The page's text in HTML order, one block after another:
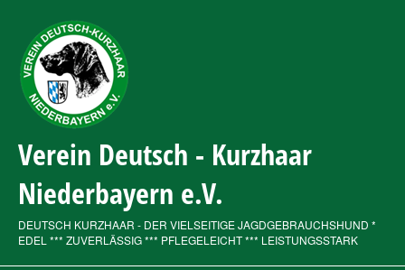
Verein Deutsch - Kurzhaar
Niederbayern e.V.
DEUTSCH KURZHAAR - DER VIELSEITIGE JAGDGEBRAUCHSHUND *
EDEL *** ZUVERLÄSSIG *** PFLEGELEICHT *** LEISTUNGSSTARK